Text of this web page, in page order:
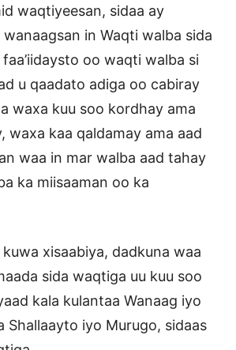
waqtiyeesan, sidaa ay
in Waqti walba sida
oo waqti walba si
u qaadato adiga oo cabiray
waxa kuu soo kordhay ama
waxa kaa qaldamay ama aad
waa in mar walba aad tahay
ka miisaaman oo ka
xisaabiya, dadkuna waa
sida waqtiga uu kuu soo
kala kulantaa Wanaag iyo
Shallaayto iyo Murugo, sidaas